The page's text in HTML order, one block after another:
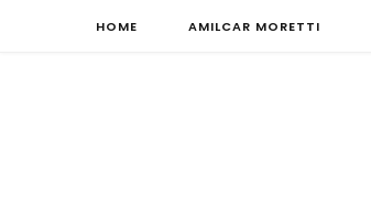
HOME AMILCAR MORETTI